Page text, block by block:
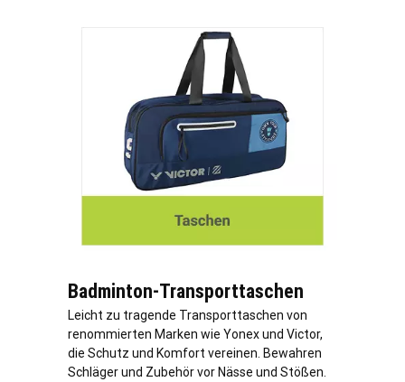
Badminton-Transporttaschen
Leicht zu tragende Transporttaschen von
renommierten Marken wie Yonex und Victor,
die Schutz und Komfort vereinen. Bewahren
Schläger und Zubehör vor Nässe und Stößen.